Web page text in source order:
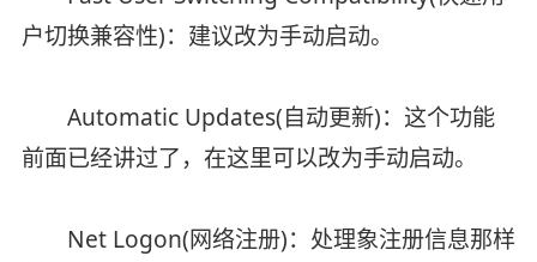
户切换兼容性)：建议改为手动启动。
Automatic Updates(自动更新)：这个功能
前面已经讲过了，在这里可以改为手动启动。
Net Logon(网络注册)：处理象注册信息那样